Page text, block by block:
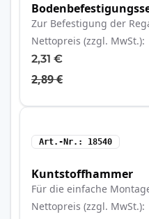
Zur Befestigung der
Nettopreis (zzgl. MwSt.)
2,31 €
2,89 €
Art.-Nr. 18540
Kuntstoffhammer
Für die einfache
Nettopreis (zzgl. MwSt.)